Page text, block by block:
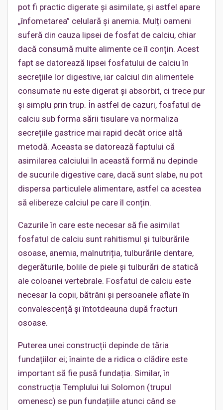
pot fi practic digerate şi asimilate, și astfel apare
„înfometarea” celulară şi anemia. Mulți oameni
suferă din cauza lipsei de fosfat de calciu, chiar
dacă consumă multe alimente ce îl conțin. Acest
fapt se datorează lipsei fosfatului de calciu în
secrețiile lor digestive, iar calciul din alimentele
consumate nu este digerat și absorbit, ci trece pur
și simplu prin trup. În astfel de cazuri, fosfatul de
calciu sub forma sării tisulare va normaliza
secrețiile gastrice mai rapid decât orice altă
metodă. Aceasta se datorează faptului că
asimilarea calciului în această formă nu depinde
de sucurile digestive care, dacă sunt slabe, nu pot
dispersa particulele alimentare, astfel ca acestea
să elibereze calciul pe care îl conțin.
Cazurile în care este necesar să fie asimilat
fosfatul de calciu sunt rahitismul și tulburările
osoase, anemia, malnutriția, tulburările dentare,
degerăturile, bolile de piele şi tulburări de statică
ale coloanei vertebrale. Fosfatul de calciu este
necesar la copii, bătrâni şi persoanele aflate în
convalescență și întotdeauna după fracturi
osoase.
Puterea unei construcții depinde de tăria
fundațiilor ei; înainte de a ridica o clădire este
important să fie pusă fundația. Similar, în
construcția Templului lui Solomon (trupul
omenesc) se pun fundațiile atunci când se